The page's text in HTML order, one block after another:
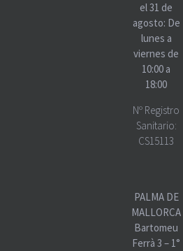
el 31 de
agosto: De
lunes a
viernes de
10:00 a
18:00
Nº Registro
Sanitario:
CS15113
PALMA DE
MALLORCA
Bartomeu
Ferrà 3 – 1°